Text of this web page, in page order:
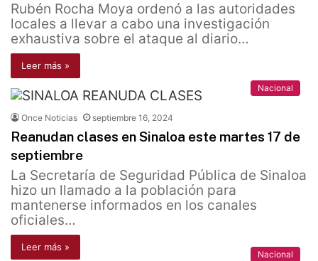
Rubén Rocha Moya ordenó a las autoridades
locales a llevar a cabo una investigación
exhaustiva sobre el ataque al diario…
Leer más »
Nacional
Once Noticias septiembre 16, 2024
Reanudan clases en Sinaloa este martes 17 de
septiembre
La Secretaría de Seguridad Pública de Sinaloa
hizo un llamado a la población para
mantenerse informados en los canales
oficiales…
Leer más »
Nacional